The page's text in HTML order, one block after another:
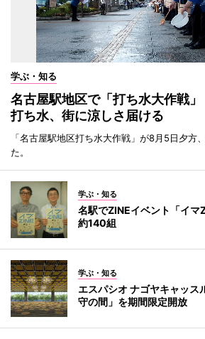
学ぶ・知る
名古屋駅地区で「打ち水大作戦
打ち水、街に涼しさ届ける
「名古屋駅地区打ち水大作戦」が8月5日夕方
た。
学ぶ・知る
名駅でZINEイベント「イ
約140組
学ぶ・知る
エスパシオ ナゴヤキャッス
守の間」を期間限定開放